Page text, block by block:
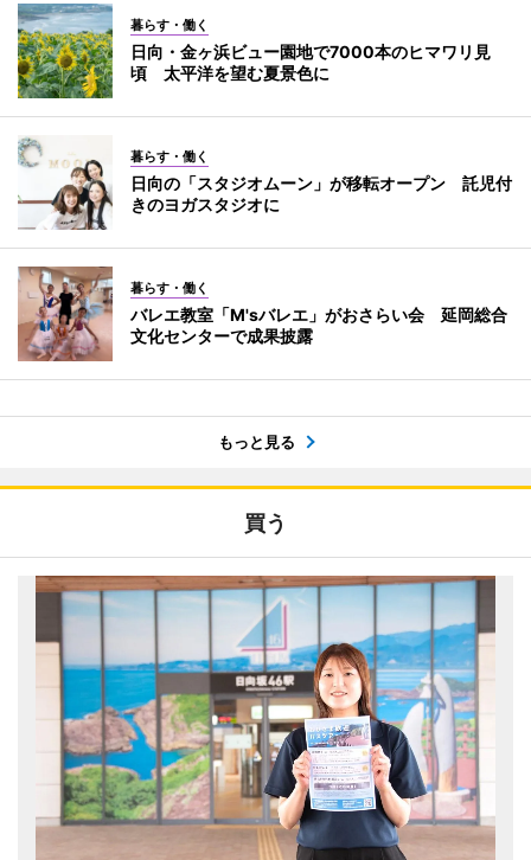
暮らす・働く
日向・金ヶ浜ビュー園地で7000本のヒマワリ見
頃 太平洋を望む夏景色に
暮らす・働く
日向の「スタジオムーン」が移転オープン 託児付
きのヨガスタジオに
暮らす・働く
バレエ教室「M'sバレエ」がおさらい会 延岡総合
文化センターで成果披露
もっと見る
買う